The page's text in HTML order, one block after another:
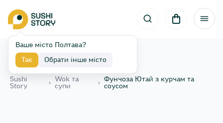
Ваше місто Полтава?
Так Обрати інше місто
Назад
Sushi
Story
›
Wok та
супи
› Фунчоза Ютай з курчам та
соусом